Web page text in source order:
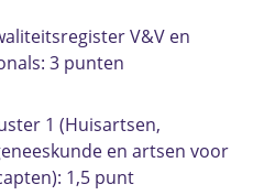
V&V en
3 punten
1 (Huisartsen,
en artsen voor
1,5 punt